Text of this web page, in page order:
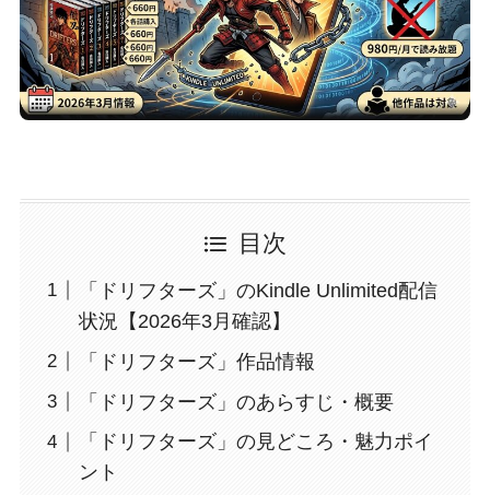
目次
「ドリフターズ」のKindle Unlimited配信
状況【2026年3月確認】
「ドリフターズ」作品情報
「ドリフターズ」のあらすじ・概要
「ドリフターズ」の見どころ・魅力ポイ
ント